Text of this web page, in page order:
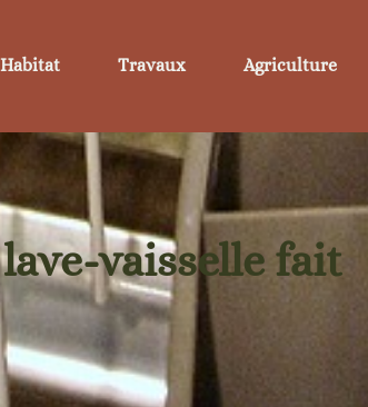
Habitat Travaux Agriculture
vaisselle fait